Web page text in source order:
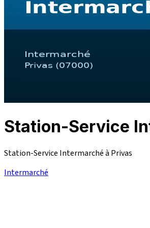
Station-Service
Station-Service Intermarché à Privas
Intermarché